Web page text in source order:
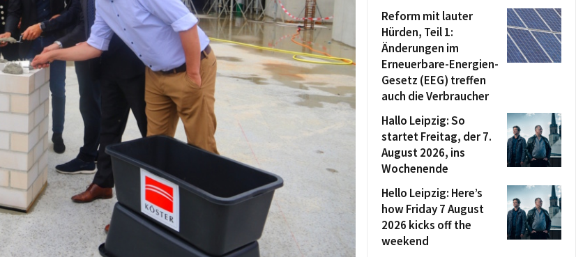
Reform mit lauter
Hürden, Teil 1:
Änderungen im
Erneuerbare-Energien-
Gesetz (EEG) treffen
auch die Verbraucher
Hallo Leipzig: So
startet Freitag, der 7.
August 2026, ins
Wochenende
Hello Leipzig: Here’s
how Friday 7 August
2026 kicks off the
weekend